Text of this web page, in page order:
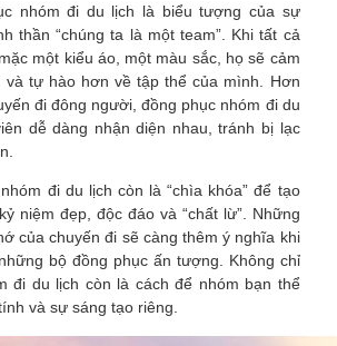
nhóm đi du lịch là biểu tượng của sự
thần “chúng ta là một team”. Khi tất cả
một kiểu áo, một màu sắc, họ sẽ cảm
và tự hào hơn về tập thể của mình. Hơn
đi đông người, đồng phục nhóm đi du
dễ dàng nhận diện nhau, tránh bị lạc
đi du lịch còn là “chìa khóa” để tạo
niệm đẹp, độc đáo và “chất lừ”. Những
của chuyến đi sẽ càng thêm ý nghĩa khi
bộ đồng phục ấn tượng. Không chỉ
đi du lịch còn là cách để nhóm bạn thể
và sự sáng tạo riêng.